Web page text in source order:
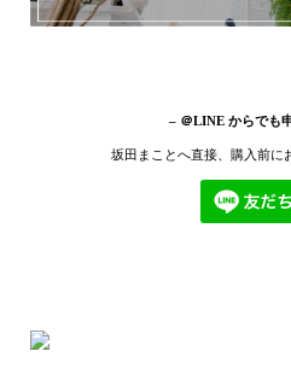
– ＠LINE からでも
坂田まことへ直接、購入前に